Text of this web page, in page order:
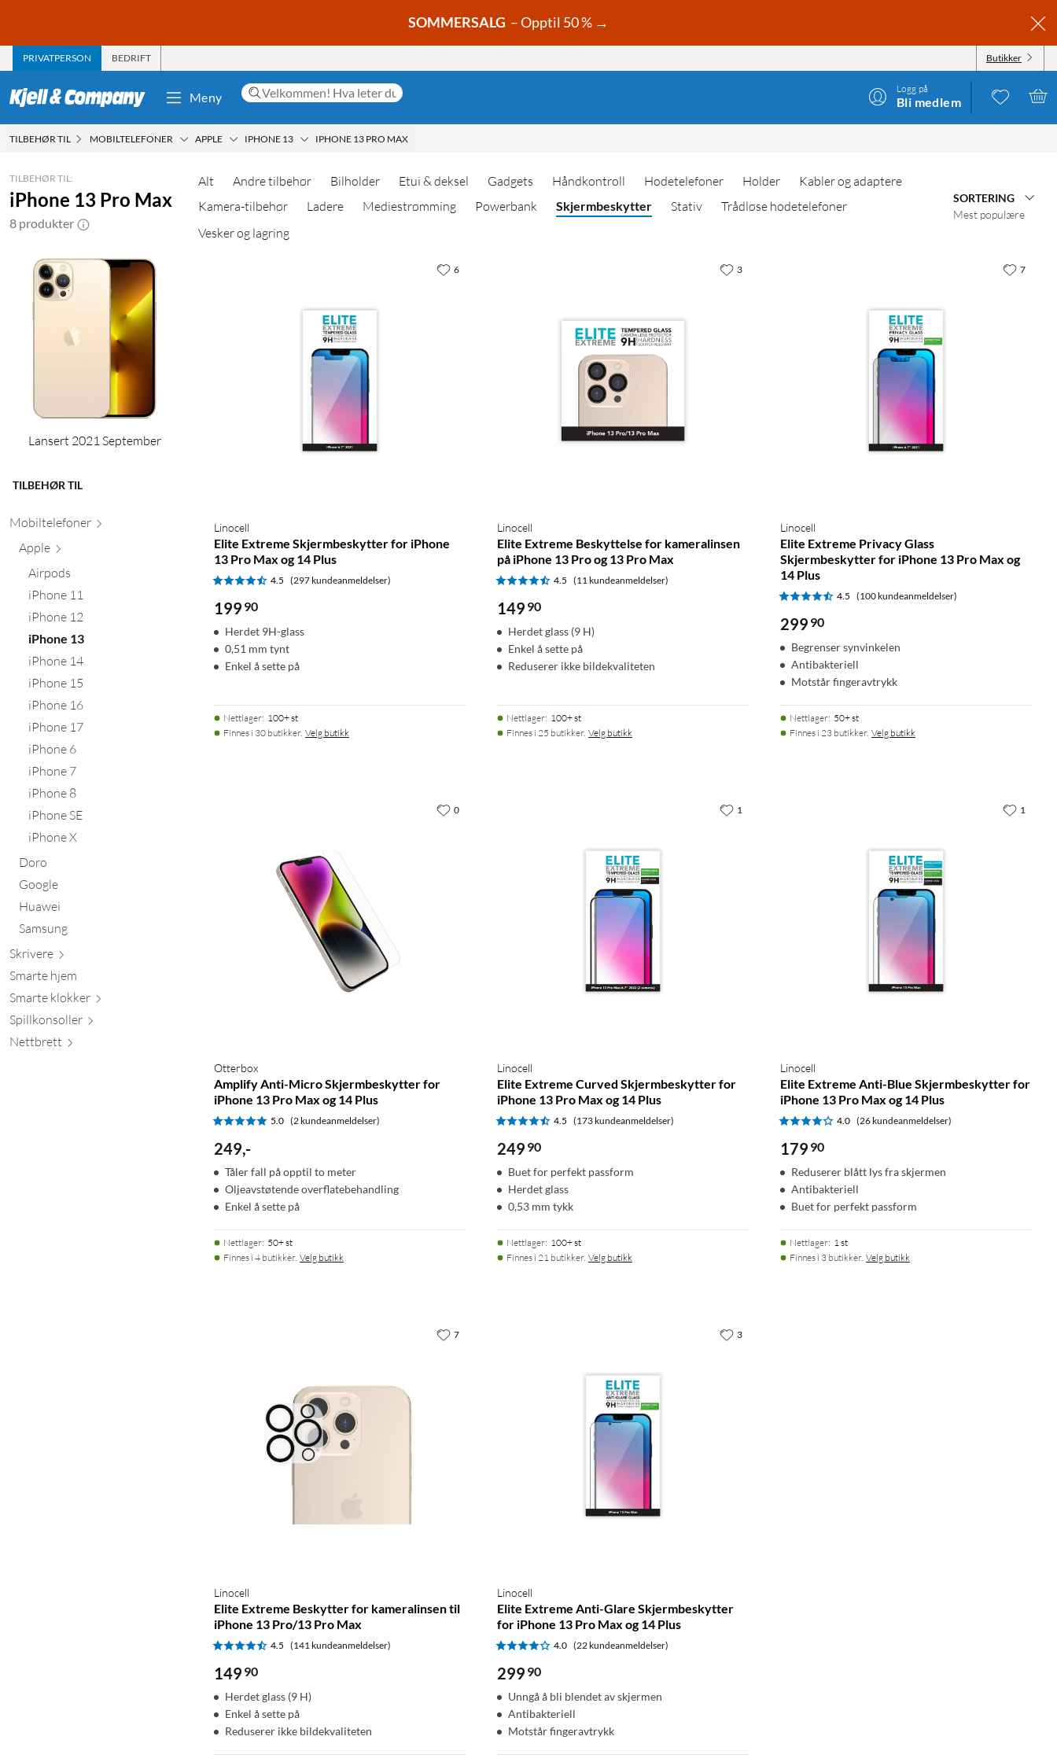
SOMMERSALG – Opptil 50 % →
PRIVATPERSON BEDRIFT Butikker
Meny
Logg på
Bli medlem
TILBEHØR TIL MOBILTELEFONER APPLE IPHONE 13 IPHONE 13 PRO MAX
TILBEHØR TIL:
iPhone 13 Pro Max
8 produkter
Lansert 2021 September
TILBEHØR TIL
Mobiltelefoner
Apple
Airpods
iPhone 11
iPhone 12
iPhone 13
iPhone 14
iPhone 15
iPhone 16
iPhone 17
iPhone 6
iPhone 7
iPhone 8
iPhone SE
iPhone X
Doro
Google
Huawei
Samsung
Skrivere
Smarte hjem
Smarte klokker
Spillkonsoller
Nettbrett
Alt Andre tilbehør Bilholder Etui & deksel Gadgets Håndkontroll Hodetelefoner Holder
Kabler og adaptere
Kamera-tilbehør
Ladere Mediestrømming Powerbank Skjermbeskytter Stativ
Trådløse hodetelefoner
Vesker og lagring
SORTERING
Mest populære
Linocell
Elite Extreme Skjermbeskytter for iPhone
13 Pro Max og 14 Plus
4.5 (297 kundeanmeldelser)
199 90
Herdet 9H-glass
0,51 mm tynt
Enkel å sette på
Nettlager: 100+ st
Finnes i 30 butikker. Velg butikk
6
Linocell
Elite Extreme Beskyttelse for kameralinsen
på iPhone 13 Pro og 13 Pro Max
4.5 (11 kundeanmeldelser)
149 90
Herdet glass (9 H)
Enkel å sette på
Reduserer ikke bildekvaliteten
Nettlager: 100+ st
Finnes i 25 butikker. Velg butikk
3
Linocell
Elite Extreme Privacy Glass
Skjermbeskytter for iPhone 13 Pro Max og
14 Plus
4.5 (100 kundeanmeldelser)
299 90
Begrenser synvinkelen
Antibakteriell
Motstår fingeravtrykk
Nettlager: 50+ st
Finnes i 23 butikker. Velg butikk
7
Otterbox
Amplify Anti-Micro Skjermbeskytter for
iPhone 13 Pro Max og 14 Plus
5.0 (2 kundeanmeldelser)
249,-
Tåler fall på opptil to meter
Oljeavstøtende overflatebehandling
Enkel å sette på
Nettlager: 50+ st
Finnes i 4 butikker. Velg butikk
0
Linocell
Elite Extreme Curved Skjermbeskytter for
iPhone 13 Pro Max og 14 Plus
4.5 (173 kundeanmeldelser)
249 90
Buet for perfekt passform
Herdet glass
0,53 mm tykk
Nettlager: 100+ st
Finnes i 21 butikker. Velg butikk
1
Linocell
Elite Extreme Anti-Blue Skjermbeskytter for
iPhone 13 Pro Max og 14 Plus
4.0 (26 kundeanmeldelser)
179 90
Reduserer blått lys fra skjermen
Antibakteriell
Buet for perfekt passform
Nettlager: 1 st
Finnes i 3 butikker. Velg butikk
1
Linocell
Elite Extreme Beskytter for kameralinsen til
iPhone 13 Pro/13 Pro Max
4.5 (141 kundeanmeldelser)
149 90
Herdet glass (9 H)
Enkel å sette på
Reduserer ikke bildekvaliteten
7
Linocell
Elite Extreme Anti-Glare Skjermbeskytter
for iPhone 13 Pro Max og 14 Plus
4.0 (22 kundeanmeldelser)
299 90
Unngå å bli blendet av skjermen
Antibakteriell
Motstår fingeravtrykk
3